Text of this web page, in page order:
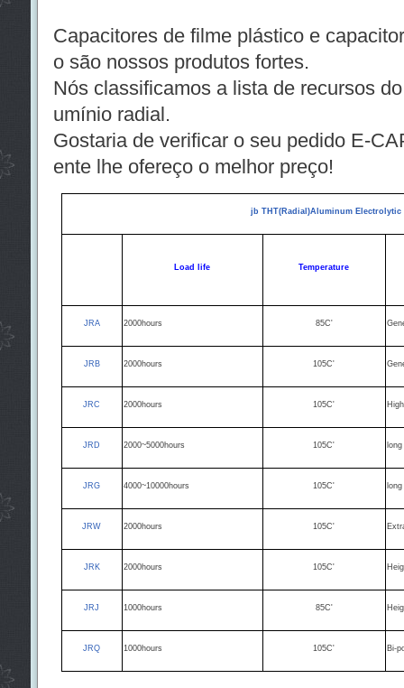
Capacitores de filme plástico e
o são nossos produtos fortes.
Nós classificamos a lista de recursos
umínio radial.
Gostaria de verificar o seu pedido E-
ente lhe ofereço o melhor preço!
jb THT(Radial)Aluminum Electrolytic
Load life Temperature
JRA 2000hours 85C'
JRB 2000hours 105C'
JRC 2000hours 105C'
JRD 2000~5000hours 105C'
JRG 4000~10000hours 105C'
JRW 2000hours 105C'
JRK 2000hours 105C'
JRJ 1000hours 85C'
JRQ 1000hours 105C' Bi-